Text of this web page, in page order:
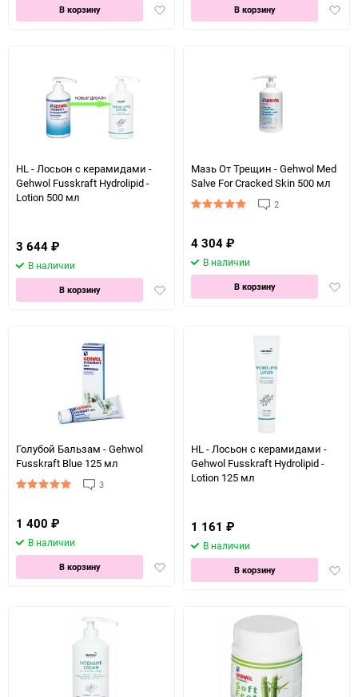
Добавить
В корзину В корзину
HL - Лосьон с керамидами -
Gehwol Fusskraft Hydrolipid -
Lotion 500 мл
3 644 ₽
В наличии
Добавить
В корзину
Мазь От Трещин - Gehwol Med
Salve For Cracked Skin 500 мл
2
4 304 ₽
В наличии
В корзину
Голубой Бальзам - Gehwol
Fusskraft Blue 125 мл
3
1 400 ₽
В наличии
Добавить
В корзину
HL - Лосьон с керамидами -
Gehwol Fusskraft Hydrolipid -
Lotion 125 мл
1 161 ₽
В наличии
В корзину